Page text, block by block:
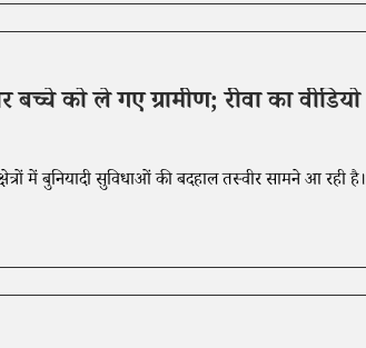
को ले गए ग्रामीण; रीवा का वीडियो
में बुनियादी सुविधाओं की बदहाल तस्वीर सामने आ रही है।